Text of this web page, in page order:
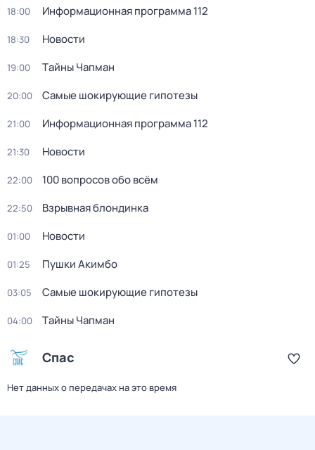
18:00 Информационная программа 112
18:30 Новости
19:00 Тaйны Чапман
20:00 Самые шoкиpующие гипотезы
21:00 Информационная программа 112
21:30 Новости
22:00 100 вопросов обо всём
22:50 Взрывная блондинка
01:00 Новости
01:25 Пушки Акимбо
03:05 Самые шoкиpующие гипотезы
04:00 Тaйны Чапман
Спас
Нет данных о передачах на это время